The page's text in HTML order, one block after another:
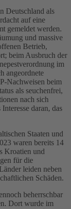
Deutschland als
auf eine
gemeldet werden.
und massive
Betrieb,
beim Ausbruch der
im
angeordnete
Nachweisen beim
als seuchenfrei,
nach sich
daran, das
Staaten und
waren bereits 14
Kroatien und
für die
leiden neben
Schäden.
beherrschbar
Dort wurde im